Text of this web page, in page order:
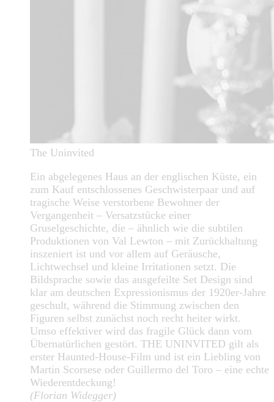
The Uninvited
Ein abgelegenes Haus an der englischen Küste, ein
zum Kauf entschlossenes Geschwisterpaar und auf
tragische Weise verstorbene Bewohner der
Vergangenheit – Versatzstücke einer
Gruselgeschichte, die – ähnlich wie die subtilen
Produktionen von Val Lewton – mit Zurückhaltung
inszeniert ist und vor allem auf Geräusche,
Lichtwechsel und kleine Irritationen setzt. Die
Bildsprache sowie das ausgefeilte Set Design sind
klar am deutschen Expressionismus der 1920er-Jahre
geschult, während die Stimmung zwischen den
Figuren selbst zunächst noch recht heiter wirkt.
Umso effektiver wird das fragile Glück dann vom
Übernatürlichen gestört. THE UNINVITED gilt als
erster Haunted-House-Film und ist ein Liebling von
Martin Scorsese oder Guillermo del Toro – eine echte
Wiederentdeckung!
(Florian Widegger)